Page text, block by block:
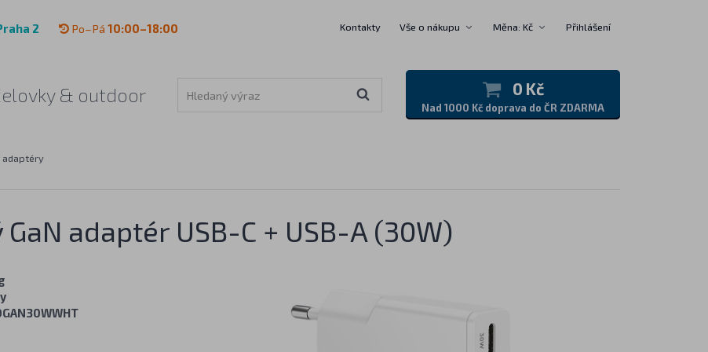
2 Po–Pá 10:00–18:00 Kontakty Vše o nákupu Měna: Kč Přihlášení
& outdoor 0 Kč
Nad 1000 Kč doprava do ČR ZDARMA
adaptéry
adaptér USB-C + USB-A (30W)